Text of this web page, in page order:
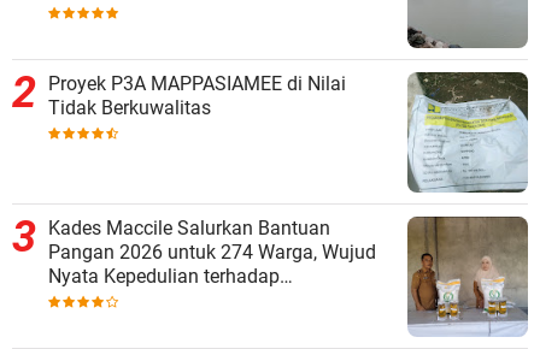
Proyek P3A MAPPASIAMEE di Nilai
Tidak Berkuwalitas
Kades Maccile Salurkan Bantuan
Pangan 2026 untuk 274 Warga, Wujud
Nyata Kepedulian terhadap
Kesejahteraan Masyarakat